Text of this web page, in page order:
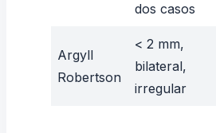
dos casos
Argyll
Robertson
< 2 mm,
bilateral,
irregular